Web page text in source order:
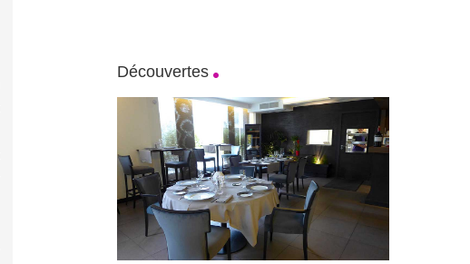
Découvertes